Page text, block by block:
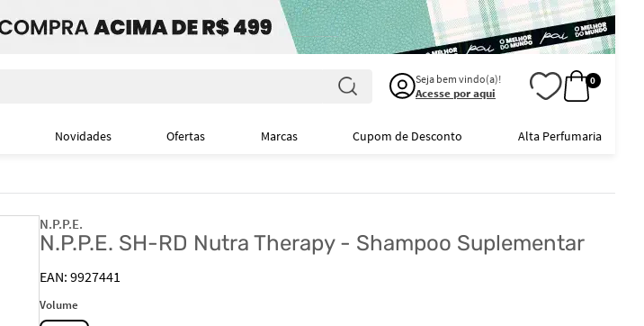
Seja bem vindo(a)!
Acesse por aqui
0
Novidades Ofertas Marcas Cupom de Desconto Alta Perfumaria
N.P.P.E.
N.P.P.E. SH-RD Nutra Therapy - Shampoo Suplementar
9927441
Volume